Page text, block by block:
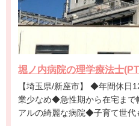
堀ノ内病院の理学療法士
【埼玉県/新座市】 ◆年間休日125日◆24時間託児所完備◆残
業少なめ◆急性期から在宅ま
アルの綺麗な病院◆子育て世代